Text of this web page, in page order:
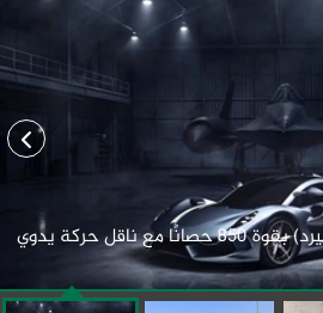
هينيسي تطرح طراز (بلاك بيرد) بقوة 850 حصانًا مع ناقل حركة يدوي